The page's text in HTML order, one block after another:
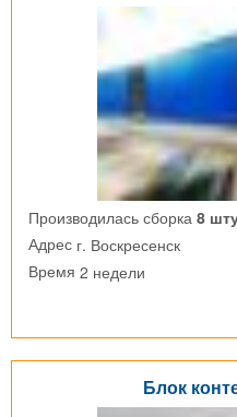
Производилась сборка 8
Адрес г. Воскресенск
Время 2 недели
Блок